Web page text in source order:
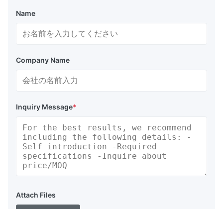
Name
Company Name
Inquiry Message*
Attach Files